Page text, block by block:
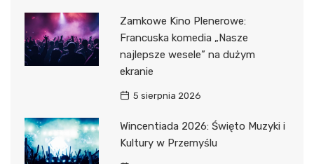
Zamkowe Kino Plenerowe:
Francuska komedia „Nasze
najlepsze wesele” na dużym
ekranie
5 sierpnia 2026
Wincentiada 2026: Święto Muzyki i
Kultury w Przemyślu